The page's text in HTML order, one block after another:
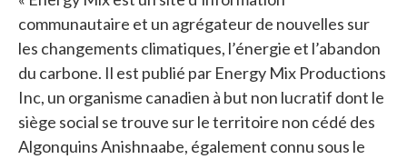
communautaire et un agrégateur de nouvelles sur
les changements climatiques, l’énergie et l’abandon
du carbone. Il est publié par Energy Mix Productions
Inc, un organisme canadien à but non lucratif dont le
siège social se trouve sur le territoire non cédé des
Algonquins Anishnaabe, également connu sous le